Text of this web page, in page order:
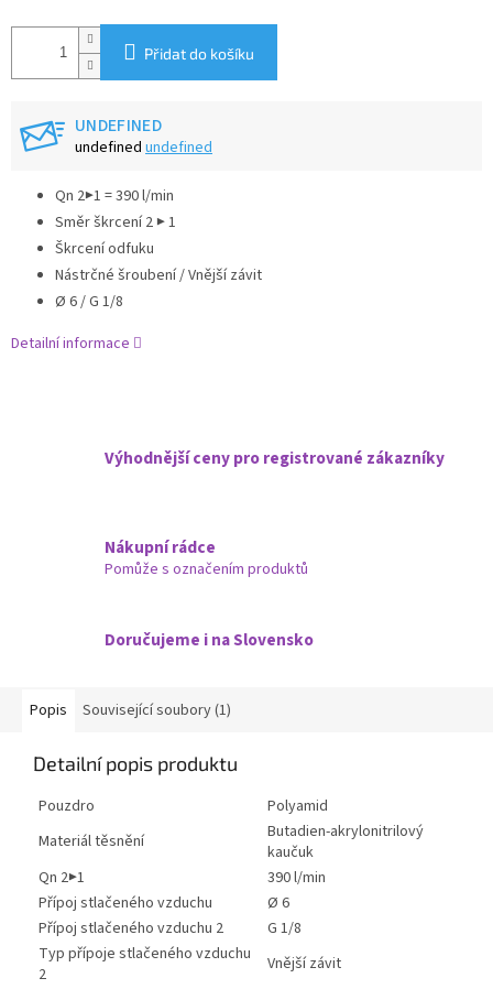
Přidat do košíku
UNDEFINED
undefined undefined
Qn 2▶1 = 390 l/min
Směr škrcení 2 ▶ 1
Škrcení odfuku
Nástrčné šroubení / Vnější závit
Ø 6 / G 1/8
Detailní informace
Výhodnější ceny pro registrované zákazníky
Nákupní rádce
Pomůže s označením produktů
Doručujeme i na Slovensko
Popis Související soubory (1)
Detailní popis produktu
Pouzdro
Polyamid
Materiál těsnění
Butadien-akrylonitrilový
kaučuk
Qn 2▶1
390 l/min
Přípoj stlačeného vzduchu
Ø 6
Přípoj stlačeného vzduchu 2
G 1/8
Typ přípoje stlačeného vzduchu
2
Vnější závit